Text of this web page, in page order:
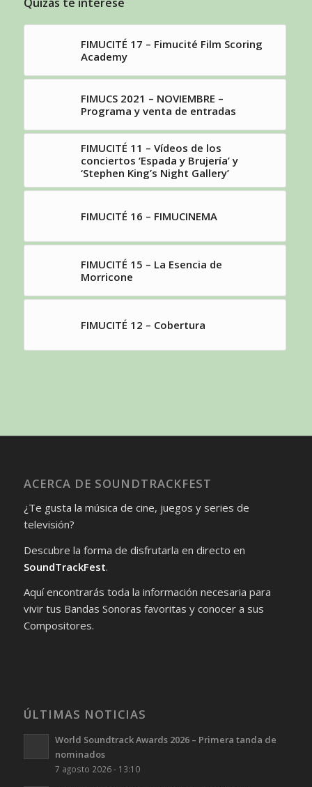
FIMUCITÉ 17 – Fimucité Film Scoring
Academy
FIMUCS 2021 – NOVIEMBRE –
Programa y venta de entradas
FIMUCITÉ 11 – Vídeos de los
conciertos ‘Espada y Brujería’ y
‘Stephen King’s Night Gallery’
FIMUCITÉ 16 – FIMUCINEMA
FIMUCITÉ 15 – La Esencia de
Morricone
FIMUCITÉ 12 – Cobertura
ACERCA DE SOUNDTRACKFEST
¿Te gusta la música de cine, juegos y series de
televisión?
Descubre la forma de disfrutarla en directo en
SoundTrackFest.
Aquí encontrarás toda la información necesaria para
vivir tus Bandas Sonoras favoritas y conocer a sus
Compositores.
ÚLTIMAS NOTICIAS
World Soundtrack Awards 2026 – Primera tanda de
nominados
7 agosto 2026 - 13:10